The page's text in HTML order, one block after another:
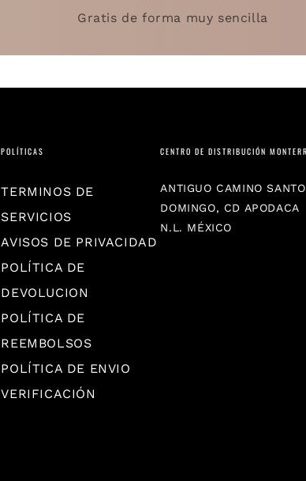
Gratis de forma muy sencilla
POLÍTICAS
TERMINOS DE
SERVICIOS
AVISOS DE PRIVACIDAD
POLÍTICA DE
DEVOLUCION
POLÍTICA DE
REEMBOLSOS
POLÍTICA DE ENVIO
VERIFICACIÓN
CENTRO DE DISTRIBUCIÓN
ANTIGUO CAMINO SANTO
DOMINGO, CD APODACA
N.L. MÉXICO